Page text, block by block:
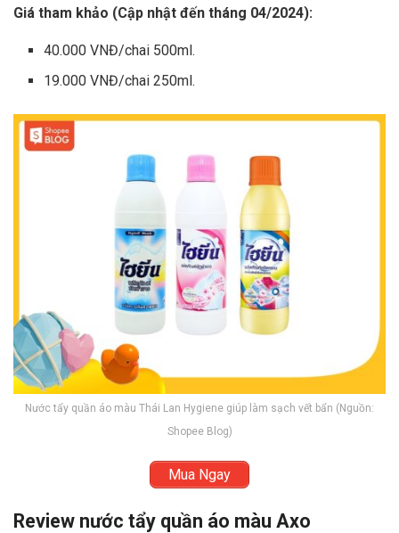
Giá tham khảo (Cập nhật đến tháng 04/2024):
40.000 VNĐ/chai 500ml.
19.000 VNĐ/chai 250ml.
Nước tẩy quần áo màu Thái Lan Hygiene giúp làm sạch vết bẩn (Nguồn:
Shopee Blog)
Mua Ngay
Review nước tẩy quần áo màu Axo